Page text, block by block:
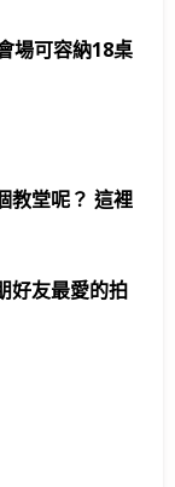
場可容納18桌
教堂呢？ 這裡
好友最愛的拍